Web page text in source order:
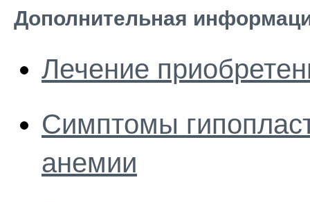
Дополнительная
Лечение
Симптомы
анемии